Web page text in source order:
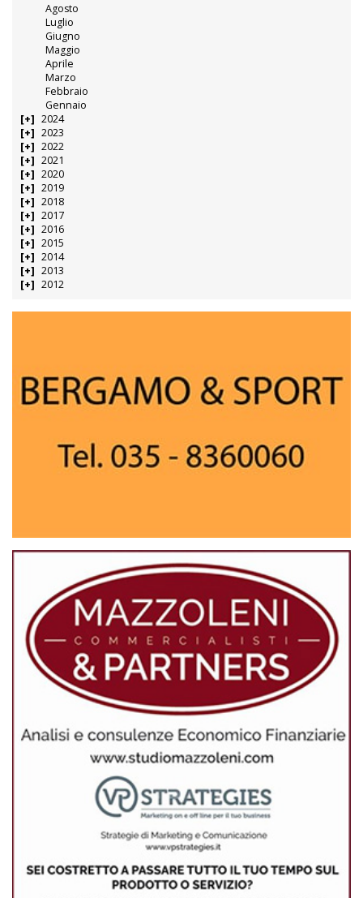
Agosto
Luglio
Giugno
Maggio
Aprile
Marzo
Febbraio
Gennaio
2024
2023
2022
2021
2020
2019
2018
2017
2016
2015
2014
2013
2012